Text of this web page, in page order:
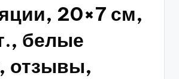
20×7 см,
белые
отзывы,